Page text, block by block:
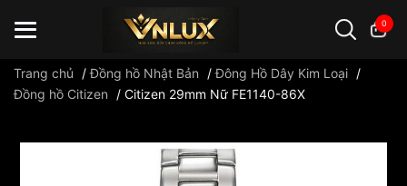
0
Trang chủ /Đồng hồ Nhật Bản /Đông Hồ Dây Kim Loại /
Đồng hồ Citizen
/ Citizen 29mm Nữ FE1140-86X